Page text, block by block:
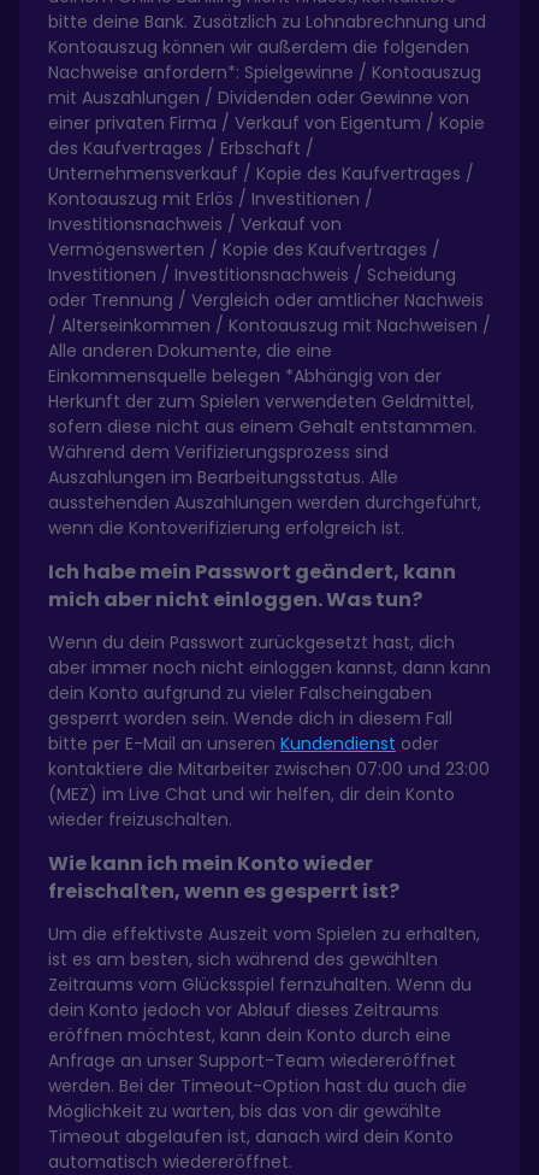
bitte deine Bank. Zusätzlich zu Lohnabrechnung und
Kontoauszug können wir außerdem die folgenden
Nachweise anfordern*: Spielgewinne / Kontoauszug
mit Auszahlungen / Dividenden oder Gewinne von
einer privaten Firma / Verkauf von Eigentum / Kopie
des Kaufvertrages / Erbschaft /
Unternehmensverkauf / Kopie des Kaufvertrages /
Kontoauszug mit Erlös / Investitionen /
Investitionsnachweis / Verkauf von
Vermögenswerten / Kopie des Kaufvertrages /
Investitionen / Investitionsnachweis / Scheidung
oder Trennung / Vergleich oder amtlicher Nachweis
/ Alterseinkommen / Kontoauszug mit Nachweisen /
Alle anderen Dokumente, die eine
Einkommensquelle belegen *Abhängig von der
Herkunft der zum Spielen verwendeten Geldmittel,
sofern diese nicht aus einem Gehalt entstammen.
Während dem Verifizierungsprozess sind
Auszahlungen im Bearbeitungsstatus. Alle
ausstehenden Auszahlungen werden durchgeführt,
wenn die Kontoverifizierung erfolgreich ist.
Ich habe mein Passwort geändert, kann
mich aber nicht einloggen. Was tun?
Wenn du dein Passwort zurückgesetzt hast, dich
aber immer noch nicht einloggen kannst, dann kann
dein Konto aufgrund zu vieler Falscheingaben
gesperrt worden sein. Wende dich in diesem Fall
bitte per E-Mail an unseren Kundendienst oder
kontaktiere die Mitarbeiter zwischen 07:00 und 23:00
(MEZ) im Live Chat und wir helfen, dir dein Konto
wieder freizuschalten.
Wie kann ich mein Konto wieder
freischalten, wenn es gesperrt ist?
Um die effektivste Auszeit vom Spielen zu erhalten,
ist es am besten, sich während des gewählten
Zeitraums vom Glücksspiel fernzuhalten. Wenn du
dein Konto jedoch vor Ablauf dieses Zeitraums
eröffnen möchtest, kann dein Konto durch eine
Anfrage an unser Support-Team wiedereröffnet
werden. Bei der Timeout-Option hast du auch die
Möglichkeit zu warten, bis das von dir gewählte
Timeout abgelaufen ist, danach wird dein Konto
automatisch wiedereröffnet.